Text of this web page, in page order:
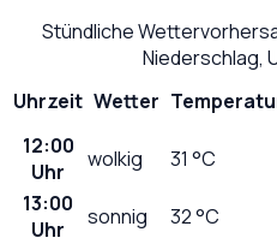
Stündliche
Niederschlag,
Uhrzeit Wetter
12:00
Uhr
wolkig 31 °C
13:00
Uhr
sonnig 32°C